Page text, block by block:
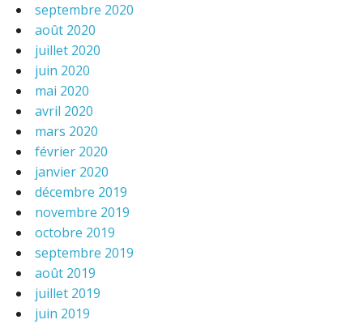
septembre 2020
août 2020
juillet 2020
juin 2020
mai 2020
avril 2020
mars 2020
février 2020
janvier 2020
décembre 2019
novembre 2019
octobre 2019
septembre 2019
août 2019
juillet 2019
juin 2019